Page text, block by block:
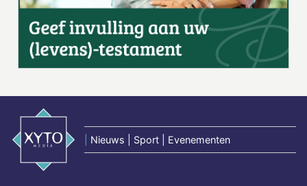
Nieuws | Sport | Evenementen